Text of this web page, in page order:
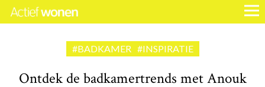
#BADKAMER #INSPIRATIE
Ontdek de badkamertrends met Anouk